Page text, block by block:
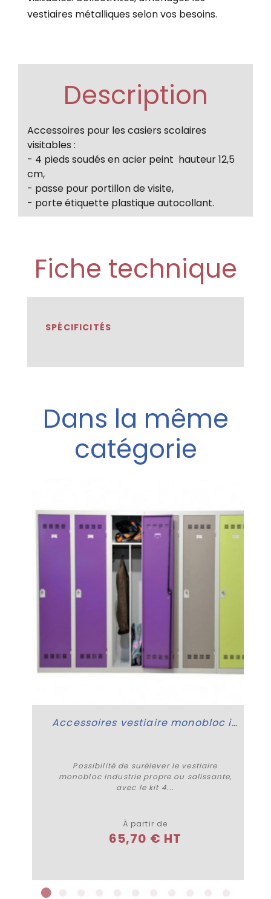
vestiaires métalliques selon vos besoins.
Description
Accessoires pour les casiers scolaires
visitables :
- 4 pieds soudés en acier peint hauteur 12,5
cm,
- passe pour portillon de visite,
- porte étiquette plastique autocollant.
Fiche technique
SPÉCIFICITÉS
Dans la même
catégorie
Accessoires vestiaire monobloc industrie
Possibilité de surélever le vestiaire
monobloc industrie propre ou salissante,
avec le kit 4...
À partir de
65,70 € HT